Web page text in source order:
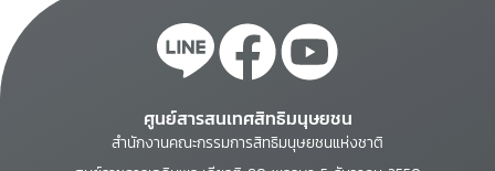
ศูนย์สารสนเทศสิทธิมนุษยชน
สำนักงานคณะกรรมการสิทธิมนุษยชนแห่งชาติ